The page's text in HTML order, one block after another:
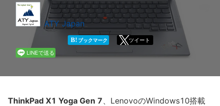
法人向け
ATY Japan
B! ブックマーク
ツイート
LINEで送る
ThinkPad X1 Yoga Gen 7、LenovoのWindows10搭載